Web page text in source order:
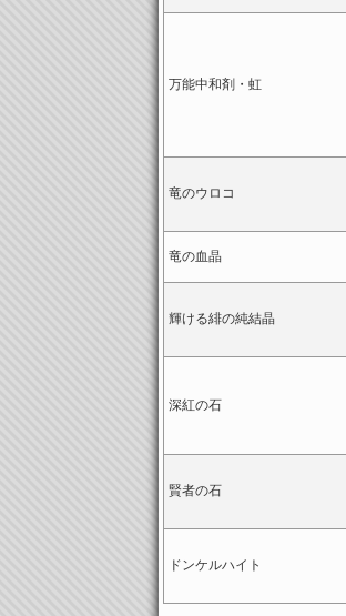
万能中和剤・虹
竜のウロコ
竜の血晶
輝ける緋の純結晶
深紅の石
賢者の石
ドンケルハイト